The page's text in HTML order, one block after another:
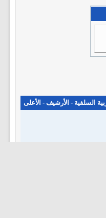
السلفية - الأرشيف - الأعلى